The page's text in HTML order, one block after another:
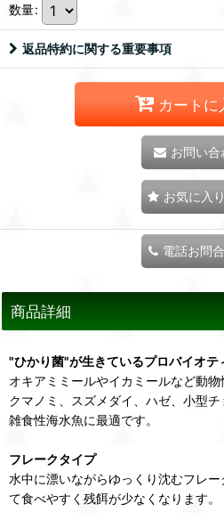
数量:
返品特約に関する重要事項
カートに
お問い合
お気に入
電話お問
商品詳細
"ひかり菌"が生きているプロバイオテ
オキアミミールやイカミールなど動物
クマノミ、スズメダイ、ハゼ、小型
雑食性海水魚に最適です。
フレークタイプ
水中に漂いながらゆっくり沈むフレ
て食べやすく残餌が少なくなります。